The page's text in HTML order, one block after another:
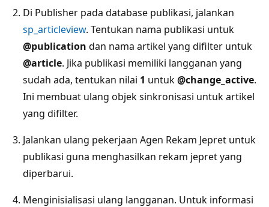
Di Publisher pada database publikasi, jalankan
sp_articleview. Tentukan nama publikasi untuk
@publication dan nama artikel yang difilter untuk
@article. Jika publikasi memiliki langganan yang
sudah ada, tentukan nilai 1 untuk@change_active.
Ini membuat ulang objek sinkronisasi untuk artikel
yang difilter.
Jalankan ulang pekerjaan Agen Rekam Jepret untuk
publikasi guna menghasilkan rekam jepret yang
diperbarui.
Menginisialisasi ulang langganan. Untuk informasi